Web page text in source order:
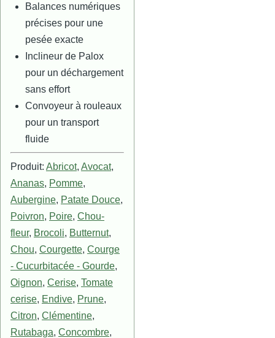
Balances numériques
précises pour une
pesée exacte
Inclineur de Palox
pour un déchargement
sans effort
Convoyeur à rouleaux
pour un transport
fluide
Produit: Abricot, Avocat,
Ananas, Pomme,
Aubergine, Patate Douce,
Poivron, Poire, Chou-
fleur, Brocoli, Butternut,
Chou, Courgette, Courge
- Cucurbitacée - Gourde,
Oignon, Cerise, Tomate
cerise, Endive, Prune,
Citron, Clémentine,
Rutabaga, Concombre,